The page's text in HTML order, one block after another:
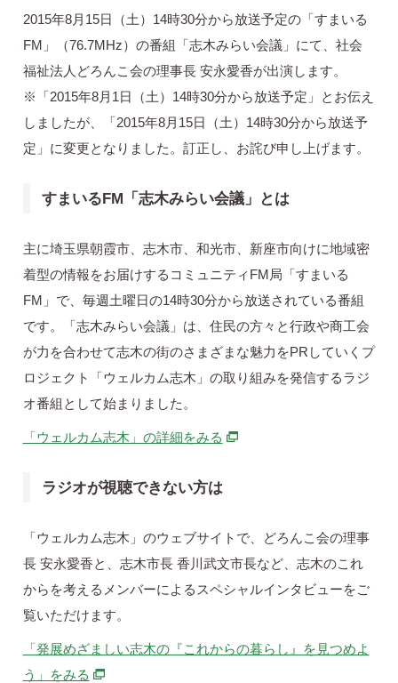
2015年8月15日（土）14時30分から放送予定の「すまいる
FM」（76.7MHz）の番組「志木みらい会議」にて、社会
福祉法人どろんこ会の理事長 安永愛香が出演します。
※「2015年8月1日（土）14時30分から放送予定」とお伝え
しましたが、「2015年8月15日（土）14時30分から放送予
定」に変更となりました。訂正し、お詫び申し上げます。
すまいるFM「志木みらい会議」とは
主に埼玉県朝霞市、志木市、和光市、新座市向けに地域密
着型の情報をお届けするコミュニティFM局「すまいる
FM」で、毎週土曜日の14時30分から放送されている番組
です。「志木みらい会議」は、住民の方々と行政や商工会
が力を合わせて志木の街のさまざまな魅力をPRしていくプ
ロジェクト「ウェルカム志木」の取り組みを発信するラジ
オ番組として始まりました。
「ウェルカム志木」の詳細をみる 別ウィンドウで開きます
ラジオが視聴できない方は
「ウェルカム志木」のウェブサイトで、どろんこ会の理事
長 安永愛香と、志木市長 香川武文市長など、志木のこれ
からを考えるメンバーによるスペシャルインタビューをご
覧いただけます。
「発展めざましい志木の『これからの暮らし』を見つめよ
う」をみる 別ウィンドウで開きます